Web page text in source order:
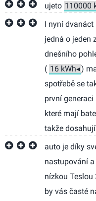
ujeto
I nyní
jedná o jeden
dnešního
(
)
spotřebě se
první generaci
které mají
takže
auto je díky
nastupování
nízkou Teslou
by vás časté